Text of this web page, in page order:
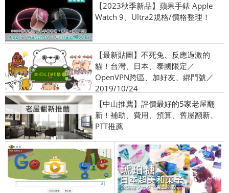
【2023秋季新品】蘋果手錶 Apple
Watch 9、Ultra2規格/價格整理！
【最新貼圖】不死兔、反應過激的
貓！台灣、日本、泰國限定／
OpenVPN跨區、加好友、綁門號／
2019/10/24
【中山推薦】評價最好的5家老屋翻
新！補助、費用、預算、舊屋翻新、
PTT推薦